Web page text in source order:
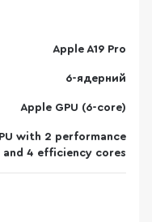
Apple A19 Pro
6-ядерний
Apple GPU (6-core)
with 2 performance
and 4 efficiency cores